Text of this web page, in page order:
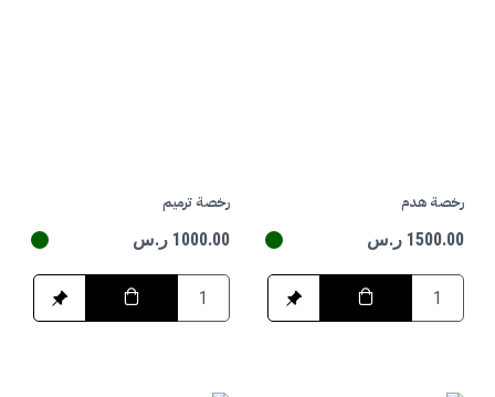
رخصة هدم
1500.00 ر.س
رخصة ترميم
1000.00 ر.س